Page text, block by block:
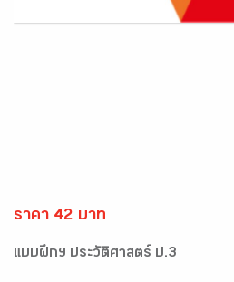
ราคา 42 บาท
แบบฝึกฯ ประวัติศาสตร์ ป.3